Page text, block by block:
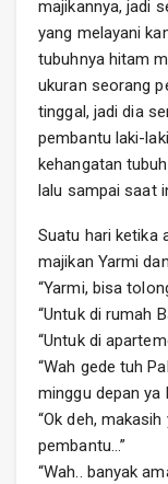
majikannya, jadi
yang melayani
tubuhnya hitam
ukuran seorang
tinggal, jadi dia
pembantu laki-
kehangatan
lalu sampai saat
Suatu hari ketika
majikan Yarmi
“Yarmi, bisa
“Untuk di rumah
“Untuk di
“Wah gede tuh
minggu depan ya
“Ok deh,
pembantu…”
“Wah.. banyak